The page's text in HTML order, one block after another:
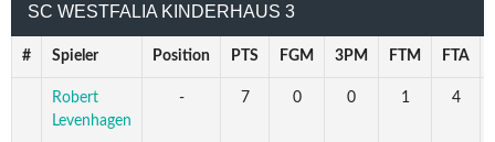
SC WESTFALIA KINDERHAUS 3
# Spieler Position PTS FGM 3PM FTM FTA
Robert
Levenhagen
- 7 0 0 1 4